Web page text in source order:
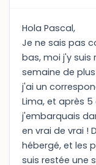
Hola Pascal,
Je ne sais pas
bas, moi j'y suis
semaine de
j'ai un
Lima, et après
j'embarquais
en vrai de vrai !
hébergé, et les
suis restée une